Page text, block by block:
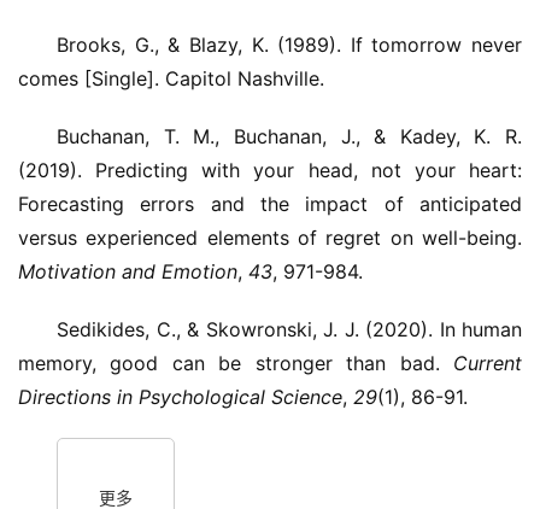
Brooks, G., & Blazy, K. (1989). If tomorrow never
comes [Single]. Capitol Nashville.
Buchanan, T. M., Buchanan, J., & Kadey, K. R.
(2019). Predicting with your head, not your heart:
Forecasting errors and the impact of anticipated
versus experienced elements of regret on well-being.
Motivation and Emotion, 43, 971-984.
Sedikides, C., & Skowronski, J. J. (2020). In human
memory, good can be stronger than bad. Current
Directions in Psychological Science, 29(1), 86-91.
更多